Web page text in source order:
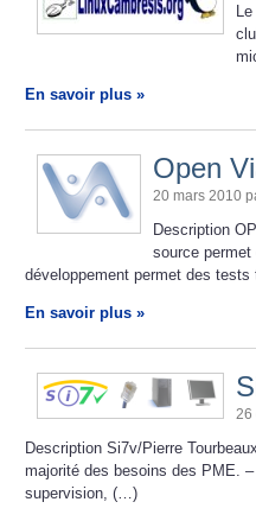
En savoir plus »
Open
20 mars 2010
Description
source permet
développement permet des
En savoir plus »
26
Description Si7v/Pierre
majorité des besoins des PME.
supervision, (…)